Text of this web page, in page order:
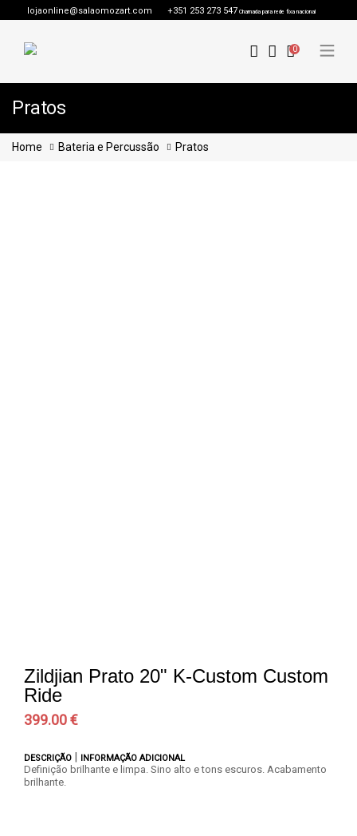
lojaonline@salaomozart.com +351 253 273 547 Chamada para rede fixa nacional
0
Pratos
Home Bateria e Percussão Pratos
Zildjian Prato 20" K-Custom Custom
Ride
399.00 €
DESCRIÇÃO | INFORMAÇÃO ADICIONAL
Definição brilhante e limpa. Sino alto e tons escuros. Acabamento
brilhante.